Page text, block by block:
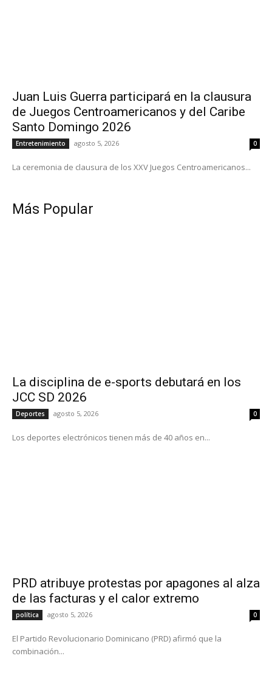
Juan Luis Guerra participará en la clausura
de Juegos Centroamericanos y del Caribe
Santo Domingo 2026
Entretenimiento agosto 5, 2026 0
La ceremonia de clausura de los XXV Juegos Centroamericanos...
Más Popular
La disciplina de e-sports debutará en los
JCC SD 2026
Deportes agosto 5, 2026 0
Los deportes electrónicos tienen más de 40 años en...
PRD atribuye protestas por apagones al alza
de las facturas y el calor extremo
política agosto 5, 2026 0
El Partido Revolucionario Dominicano (PRD) afirmó que la
combinación...